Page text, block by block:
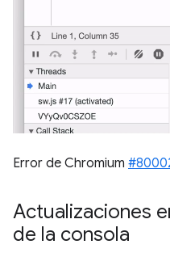
Error de Chromium
Actualizaciones
de la consola